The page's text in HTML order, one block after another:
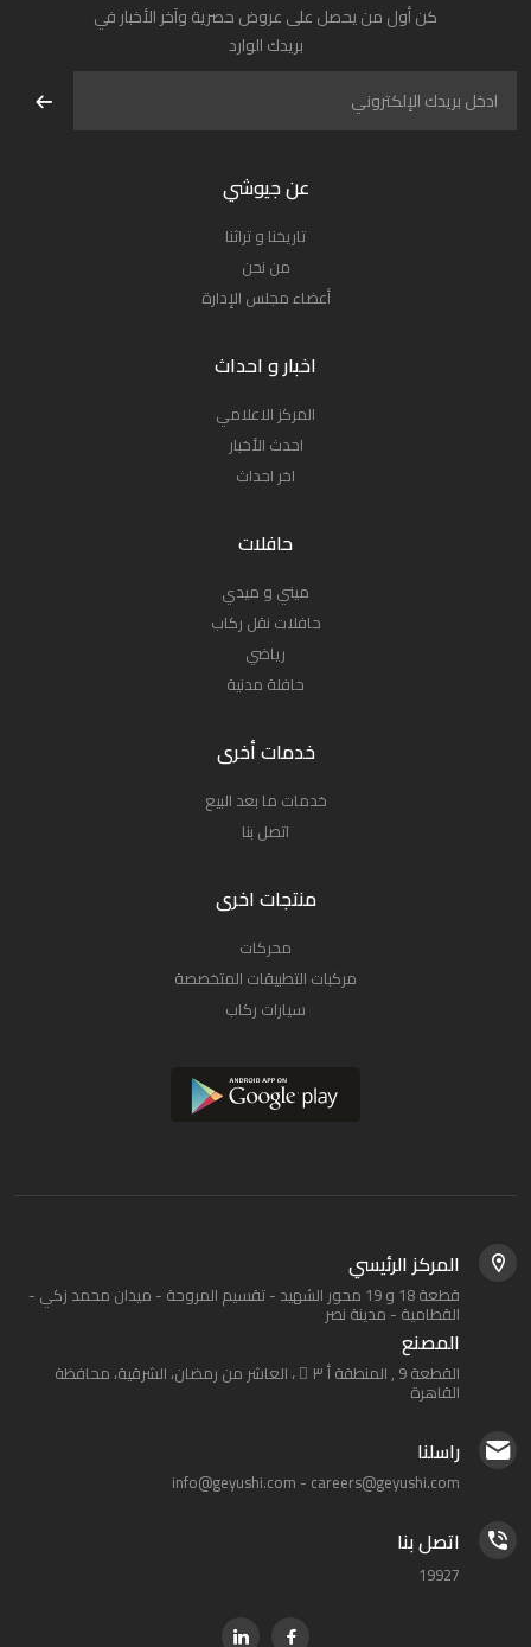
كن أول من يحصل على عروض حصرية وآخر الأخبار في
بريدك الوارد
عن جيوشي
تاريخنا و تراثنا
من نحن
أعضاء مجلس الإدارة
اخبار و احداث
المركز الاعلامي
احدث الأخبار
اخر احداث
حافلات
ميني و ميدي
حافلات نقل ركاب
رياضي
حافلة مدنية
خدمات أخرى
خدمات ما بعد البيع
اتصل بنا
منتجات اخرى
محركات
مركبات التطبيقات المتخصصة
سيارات ركاب
المركز الرئيسي
قطعة 18 و 19 محور الشهيد - تقسيم المروحة - ميدان محمد زكي -
القطامية - مدينة نصر
المصنع
القطعة 9 , المنطقة أ ٣ َ ، العاشر من رمضان، الشرقية، محافظة
القاهرة‬
راسلنا
info@geyushi.com - careers@geyushi.com
اتصل بنا
19927